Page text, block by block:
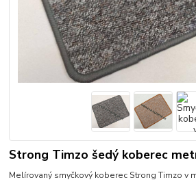
Strong Timzo šedý koberec
Melírovaný smyčkový koberec Strong Timzo v